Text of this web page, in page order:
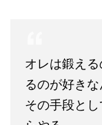
オレは鍛え
るのが好き
その手段と